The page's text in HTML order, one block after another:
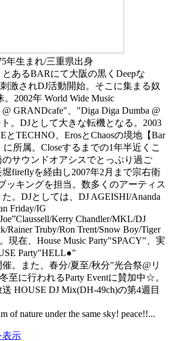
年生まれ/三重県出身
とあるBARにて大阪の黒くDeepな
刺激されDJ活動開始。そこに集まる奴
2002年 World Wide Music
GRANDcafe"、"Diga Diga Dumba @
。DJとして大きな転機となる。2003
とTECHNO、ErosとChaosの境地【Bar
所属。Closeするまでの1年半近くこ
サウンドオアシスでとっぷり過ご
fireflyを経由し2007年2月まで宗右衛
ッキングを担当。数多くのアーティス
た。DJとしては、DJ AGEISHI/Ananda
Friday/IG
Kerry Chandler/MKL/DJ
Rainer Truby/Ron Trent/Snow Boy/Tiger
現在、House Music Party"SPACY"、実
Party"HELL●"
。また、春分/夏至/秋分"光合祭@リ
至に行われるParty Eventに賛加中☆。
HOUSE DJ Mix(DH-49ch)の第4週目
of nature under the same sky! peace!!...
表示